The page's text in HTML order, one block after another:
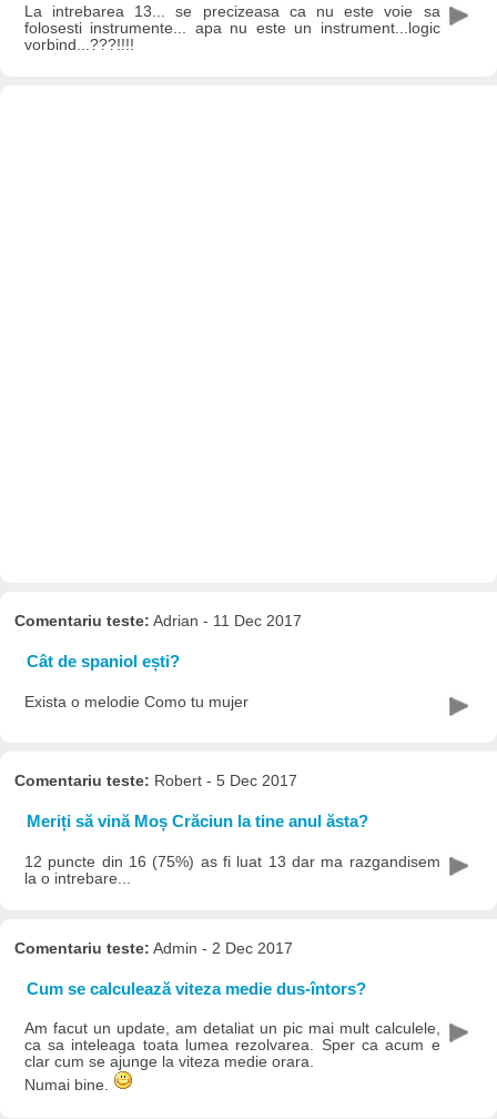
La intrebarea 13... se precizeasa ca nu este voie sa
folosesti instrumente... apa nu este un instrument...logic
vorbind...???!!!!
Comentariu teste: Adrian - 11 Dec 2017
Cât de spaniol ești?
Exista o melodie Como tu mujer
Comentariu teste: Robert - 5 Dec 2017
Meriți să vină Moș Crăciun la tine anul ăsta?
12 puncte din 16 (75%) as fi luat 13 dar ma razgandisem
la o intrebare...
Comentariu teste: Admin - 2 Dec 2017
Cum se calculează viteza medie dus-întors?
Am facut un update, am detaliat un pic mai mult calculele,
ca sa inteleaga toata lumea rezolvarea. Sper ca acum e
clar cum se ajunge la viteza medie orara.
Numai bine.